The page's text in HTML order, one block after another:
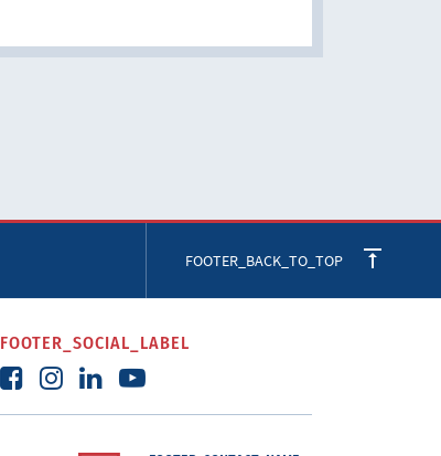
FOOTER_BACK_TO_TOP
FOOTER_SOCIAL_LABEL